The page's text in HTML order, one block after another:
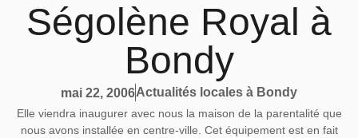
Ségolène Royal à
Bondy
mai 22, 2006Actualités locales à Bondy
Elle viendra inaugurer avec nous la maison de la parentalité que
nous avons installée en centre-ville. Cet équipement est en fait